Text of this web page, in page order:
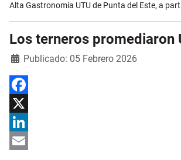
Alta Gastronomía UTU de Punta del Este, a
Los terneros promediaron
DetallesPublicado: 05 Febrero 2026
Facebook
X
LinkedIn